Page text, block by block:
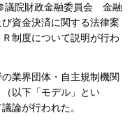
議院財政金融委員会 金融
資金決済に関する法律案
制度について説明が行わ
業界団体・自主規制機関
以下「モデル」とい
論が行われた。